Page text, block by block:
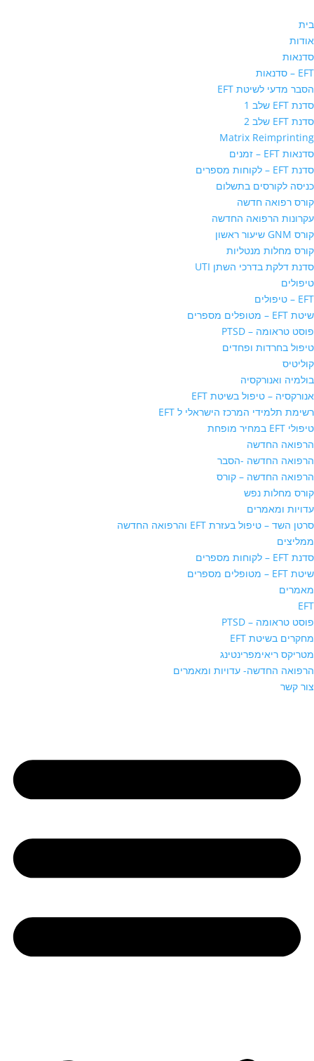
בית
אודות
סדנאות
EFT – סדנאות
הסבר מדעי לשיטת EFT
סדנת EFT שלב 1
סדנת EFT שלב 2
Matrix Reimprinting
סדנאות EFT – זמנים
סדנת EFT – לקוחות מספרים
כניסה לקורסים בתשלום
קורס רפואה חדשה
עקרונות הרפואה החדשה
קורס GNM שיעור ראשון
קורס מחלות מנטליות
סדנת דלקת בדרכי השתן UTI
טיפולים
EFT – טיפולים
שיטת EFT – מטופלים מספרים
פוסט טראומה – PTSD
טיפול בחרדות ופחדים
קוליטיס
בולמיה ואנורקסיה
אנורקסיה – טיפול בשיטת EFT
רשימת תלמידי המרכז הישראלי ל EFT
טיפולי EFT במחיר מופחת
הרפואה החדשה
הרפואה החדשה -הסבר
הרפואה החדשה – קורס
קורס מחלות נפש
עדויות ומאמרים
סרטן השד – טיפול בעזרת EFT והרפואה החדשה
ממליצים
סדנת EFT – לקוחות מספרים
שיטת EFT – מטופלים מספרים
מאמרים
EFT
פוסט טראומה – PTSD
מחקרים בשיטת EFT
מטריקס ריאימפרינטינג
הרפואה החדשה- עדויות ומאמרים
צור קשר